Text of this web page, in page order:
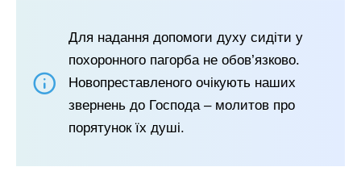
Для надання допомоги духу сидіти у
похоронного пагорба не обов’язково.
Новопреставленого очікують наших
звернень до Господа – молитов про
порятунок їх душі.